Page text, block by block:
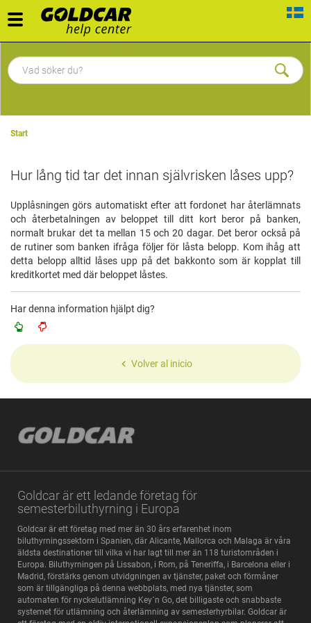
Toggle
navigation
Start
Hur lång tid tar det innan självrisken låses upp?
Upplåsningen görs automatiskt efter att fordonet har återlämnats
och återbetalningen av beloppet till ditt kort beror på banken,
normalt brukar det ta mellan 15 och 20 dagar. Det beror också på
de rutiner som banken ifråga följer för låsta belopp. Kom ihåg att
detta belopp alltid låses upp på det bakkonto som är kopplat till
kreditkortet med där beloppet låstes.
Har denna information hjälpt dig?
Volver al inicio
Goldcar är ett ledande företag för
semesterbiluthyrning i Europa
Goldcar är ett företag med mer än 30 års erfarenhet inom
biluthyrningssektorn i Spanien, där Alicante, Mallorca och Malaga är våra
äldsta destinationer till vilka vi har lagt till mer än 118 turistområden i
Europa. Biluthyrningen på Lissabon, i Rom, på Teneriffa, i Barcelona eller i
Madrid, förstärks genom utvidgningen av tjänster, paket och förmåner
som är tillgängliga på denna webbplats, med nya tjänster, som
automaten för nyckelutlämning Key´n Go, det billigaste och snabbaste
systemet för utlämning och återlämning av semesterhyrbilar. Goldcar är